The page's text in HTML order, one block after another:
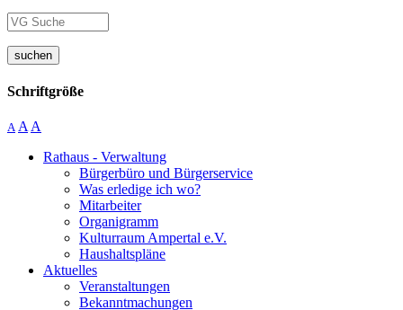
suchen
Schriftgröße
A A A
Rathaus - Verwaltung
Bürgerbüro und Bürgerservice
Was erledige ich wo?
Mitarbeiter
Organigramm
Kulturraum Ampertal e.V.
Haushaltspläne
Aktuelles
Veranstaltungen
Bekanntmachungen